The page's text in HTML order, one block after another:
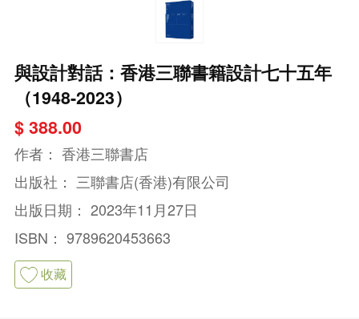
與設計對話：香港三聯書籍設計七十五年
（1948-2023）
$ 388.00
作者： 香港三聯書店
出版社： 三聯書店(香港)有限公司
出版日期： 2023年11月27日
ISBN： 9789620453663
收藏